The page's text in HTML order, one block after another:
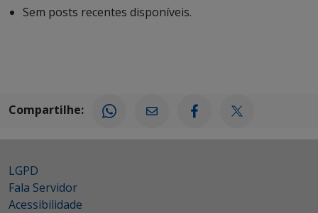
Sem posts recentes disponíveis.
Compartilhe:
LGPD
Fala Servidor
Acessibilidade